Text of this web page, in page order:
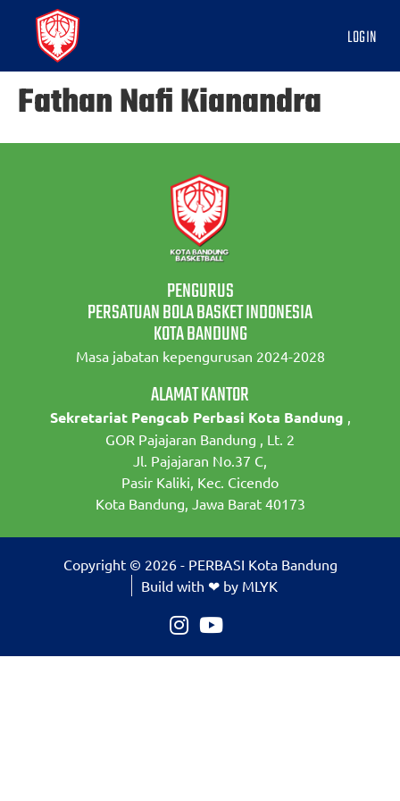
LOGIN
Fathan Nafi Kianandra
PENGURUS
PERSATUAN BOLA BASKET INDONESIA
KOTA BANDUNG
Masa jabatan kepengurusan 2024-2028
ALAMAT KANTOR
Sekretariat Pengcab Perbasi Kota Bandung ,
GOR Pajajaran Bandung , Lt. 2
Jl. Pajajaran No.37 C,
Pasir Kaliki, Kec. Cicendo
Kota Bandung, Jawa Barat 40173
Copyright © 2026 - PERBASI Kota Bandung
Build with ❤ by MLYK